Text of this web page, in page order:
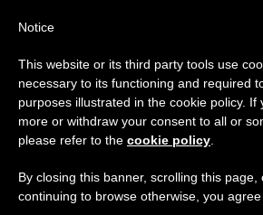
Aviso importante
Del 27 de julio al 7 de agosto
anual, aprovechando que en el
se generan menos informaciones
Notice
This website or its third party tools use
necessary to its functioning and required
purposes illustrated in the cookie policy. If
more or withdraw your consent to all or
please refer to the cookie policy
By closing this banner, scrolling this page,
continuing to browse otherwise, you